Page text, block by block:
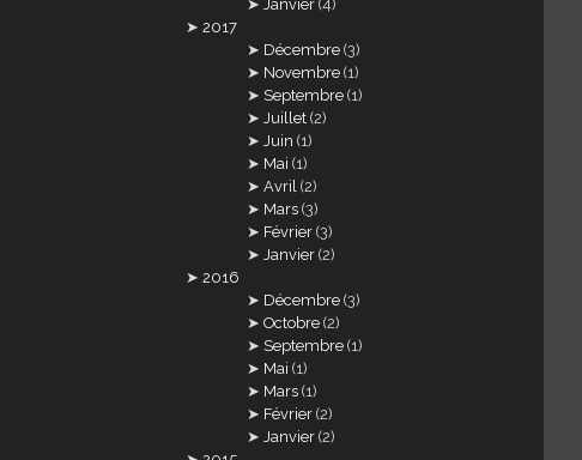
Janvier (4)
2017
Décembre (3)
Novembre (1)
Septembre (1)
Juillet (2)
Juin (1)
Mai (1)
Avril (2)
Mars (3)
Février (3)
Janvier (2)
2016
Décembre (3)
Octobre (2)
Septembre (1)
Mai (1)
Mars (1)
Février (2)
Janvier (2)